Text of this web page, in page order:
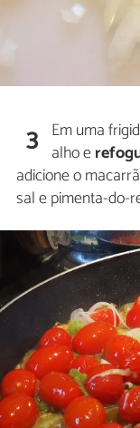
3 Em uma
alho e
adicione o
sal e pimenta-do-